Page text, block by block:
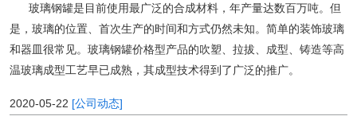
玻璃钢罐是目前使用最广泛的合成材料，年产量达数百万吨。但
是，玻璃的位置、首次生产的时间和方式仍然未知。简单的装饰玻璃
和器皿很常见。玻璃钢罐价格型产品的吹塑、拉拔、成型、铸造等高
温玻璃成型工艺早已成熟，其成型技术得到了广泛的推广。
2020-05-22 [公司动态]